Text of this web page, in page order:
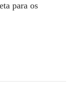
para os